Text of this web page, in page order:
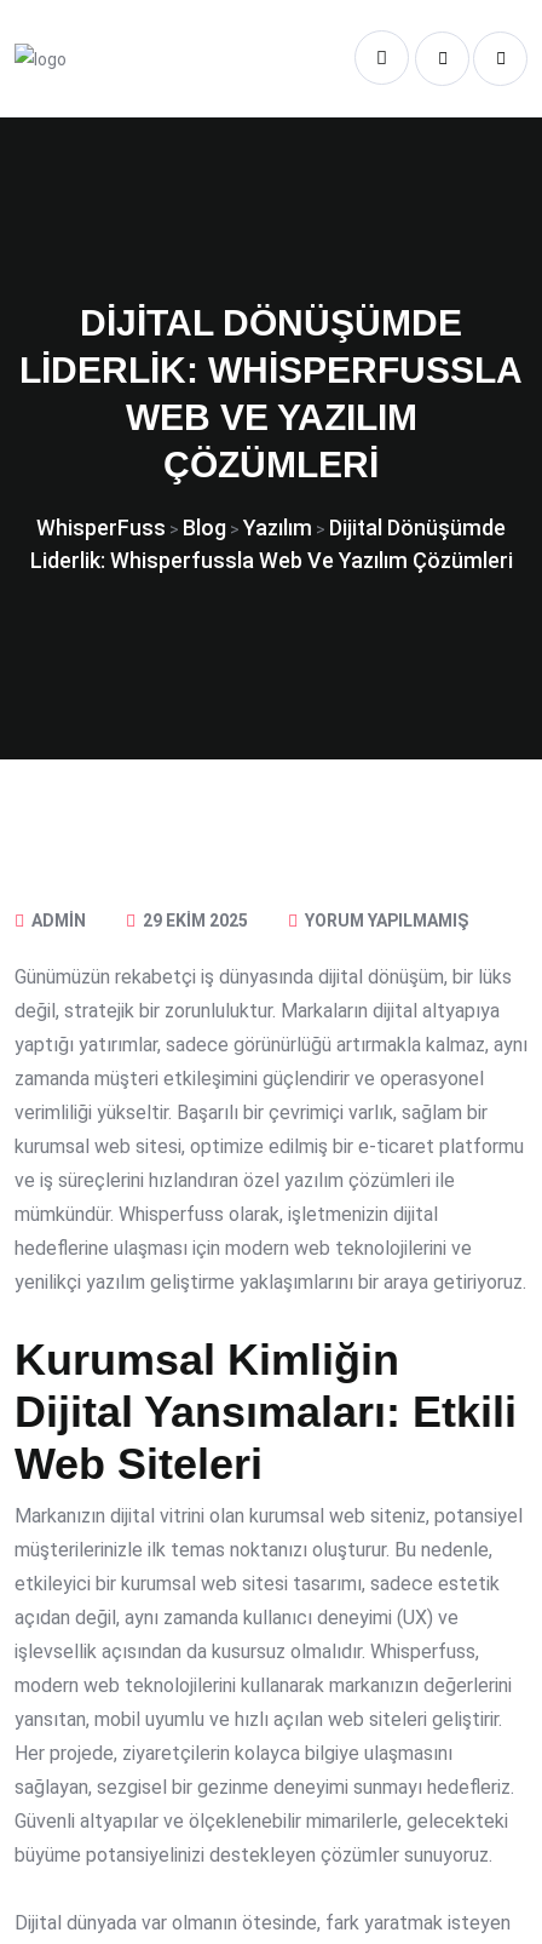
DIJITAL DÖNÜŞÜMDE
LIDERLIK: WHISPERFUSSLA
WEB VE YAZILIM
ÇÖZÜMLERI
WhisperFuss > Blog > Yazılım > Dijital Dönüşümde
Liderlik: Whisperfussla Web Ve Yazılım Çözümleri
ADMIN 29 EKIM 2025 YORUM YAPILMAMIŞ
Günümüzün rekabetçi iş dünyasında dijital dönüşüm, bir lüks
değil, stratejik bir zorunluluktur. Markaların dijital altyapıya
yaptığı yatırımlar, sadece görünürlüğü artırmakla kalmaz, aynı
zamanda müşteri etkileşimini güçlendirir ve operasyonel
verimliliği yükseltir. Başarılı bir çevrimiçi varlık, sağlam bir
kurumsal web sitesi, optimize edilmiş bir e-ticaret platformu
ve iş süreçlerini hızlandıran özel yazılım çözümleri ile
mümkündür. Whisperfuss olarak, işletmenizin dijital
hedeflerine ulaşması için modern web teknolojilerini ve
yenilikçi yazılım geliştirme yaklaşımlarını bir araya getiriyoruz.
Kurumsal Kimliğin
Dijital Yansımaları: Etkili
Web Siteleri
Markanızın dijital vitrini olan kurumsal web siteniz, potansiyel
müşterilerinizle ilk temas noktanızı oluşturur. Bu nedenle,
etkileyici bir kurumsal web sitesi tasarımı, sadece estetik
açıdan değil, aynı zamanda kullanıcı deneyimi (UX) ve
işlevsellik açısından da kusursuz olmalıdır. Whisperfuss,
modern web teknolojilerini kullanarak markanızın değerlerini
yansıtan, mobil uyumlu ve hızlı açılan web siteleri geliştirir.
Her projede, ziyaretçilerin kolayca bilgiye ulaşmasını
sağlayan, sezgisel bir gezinme deneyimi sunmayı hedefleriz.
Güvenli altyapılar ve ölçeklenebilir mimarilerle, gelecekteki
büyüme potansiyelinizi destekleyen çözümler sunuyoruz.
Dijital dünyada var olmanın ötesinde, fark yaratmak isteyen